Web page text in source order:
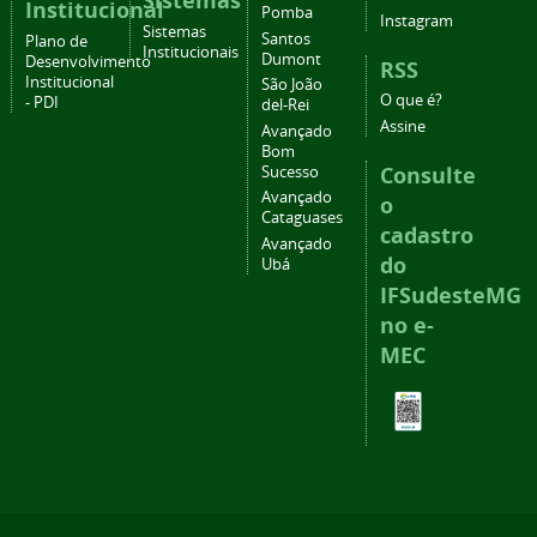
Institucional
Plano de
Desenvolvimento
Institucional
- PDI
Sistemas
Institucionais
Pomba
Santos
Dumont
São João
del-Rei
Avançado
Bom
Sucesso
Avançado
Cataguases
Avançado
Ubá
Instagram
RSS
O que é?
Assine
Consulte
o
cadastro
do
IFSudesteMG
no e-
MEC